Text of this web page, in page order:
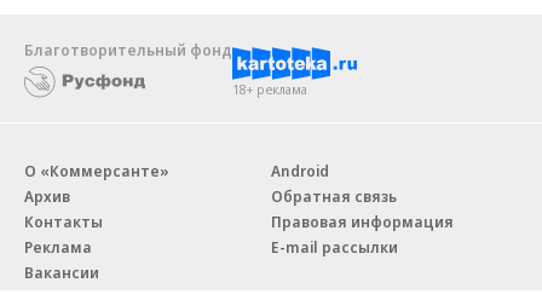
Благотворительный фонд
18+ реклама
О «Коммерсанте»
Архив
Контакты
Реклама
Вакансии
Android
Обратная связь
Правовая информация
E-mail рассылки